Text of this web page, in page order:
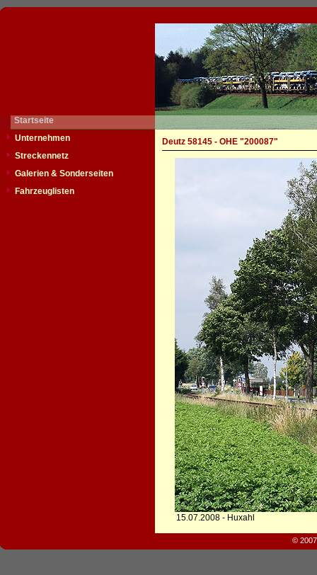
Startseite
Unternehmen
Streckennetz
Galerien & Sonderseiten
Fahrzeuglisten
Deutz 58145 - OHE "200087"
15.07.2008 - Huxahl
©